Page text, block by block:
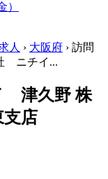
）
人 › 大阪府 › 訪問
ニチイ...
津久野 株
店